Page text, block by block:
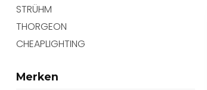
STRÜHM
THORGEON
CHEAPLIGHTING
Merken